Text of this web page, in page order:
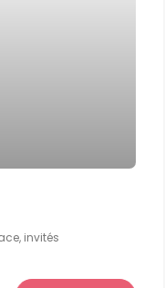
invités